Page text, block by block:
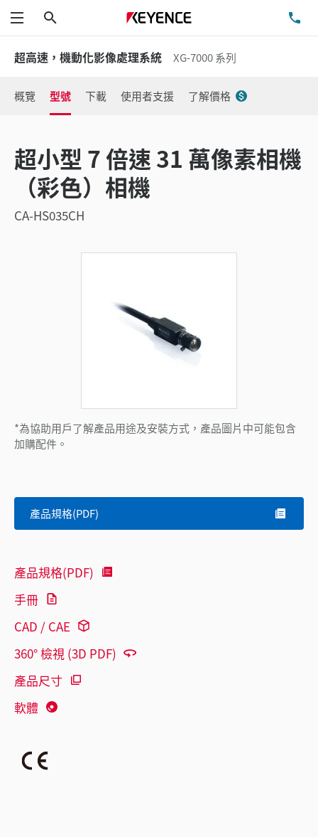
功能表
超高速，機動化影像處理系統 XG-7000 系列
概覽 型號 下載 使用者支援 了解價格
超小型 7 倍速 31 萬像素相機
（彩色）相機
CA-HS035CH
*為協助用戶了解產品用途及安裝方式，產品圖片中可能包含
加購配件。
產品規格(PDF)
產品規格(PDF)
手冊
CAD / CAE
360° 檢視 (3D PDF)
產品尺寸
軟體